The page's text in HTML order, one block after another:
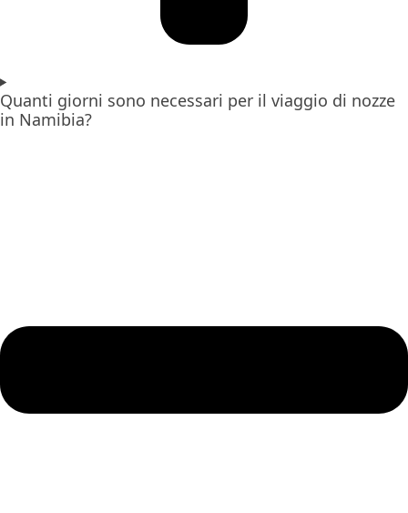
Quanti giorni sono necessari per il viaggio di nozze
in Namibia?